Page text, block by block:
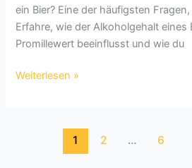
ein Bier? Eine der häufigsten
Erfahre, wie der Alkoholgehalt eines
Promillewert beeinflusst und wie du
Häufige
Weiterlesen »
1 2 … 6